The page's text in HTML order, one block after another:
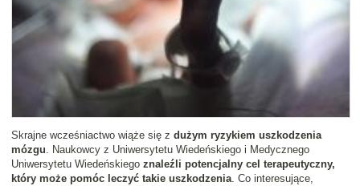
Skrajne wcześniactwo wiąże się z dużym ryzykiem uszkodzenia
mózgu. Naukowcy z Uniwersytetu Wiedeńskiego i Medycznego
Uniwersytetu Wiedeńskiego znaleźli potencjalny cel terapeutyczny,
który może pomóc leczyć takie uszkodzenia. Co interesujące,